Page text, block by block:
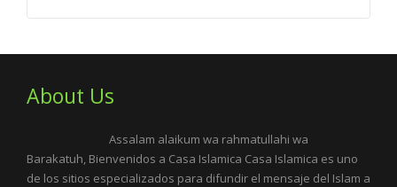
About Us
Assalam alaikum wa rahmatullahi wa
Barakatuh, Bienvenidos a Casa Islamica Casa Islamica es uno
de los sitios especializados para difundir el mensaje del Islam a